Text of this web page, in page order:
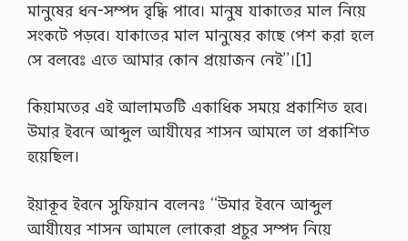
মানুষের ধন-সম্পদ বৃদ্ধি পাবে। মানুষ যাকাতের মাল নিয়ে
সংকটে পড়বে। যাকাতের মাল মানুষের কাছে পেশ করা হলে
সে বলবেঃ এতে আমার কোন প্রয়োজন নেই’’।[1]
কিয়ামতের এই আলামতটি একাধিক সময়ে প্রকাশিত হবে।
উমার ইবনে আব্দুল আযীযের শাসন আমলে তা প্রকাশিত
হয়েছিল।
ইয়াকূব ইবনে সুফিয়ান বলেনঃ ‘‘উমার ইবনে আব্দুল
আযীযের শাসন আমলে লোকেরা প্রচুর সম্পদ নিয়ে